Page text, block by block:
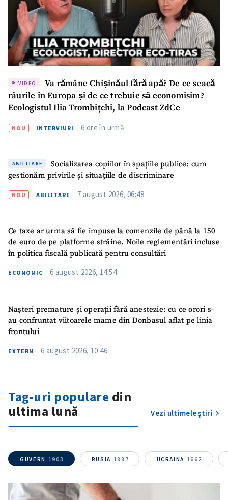
VIDEO
Va rămâne Chișinăul fără apă? De ce seacă
râurile în Europa și de ce trebuie să economisim?
Ecologistul Ilia Trombițchi, la Podcast ZdCe
NOU INTERVIURI 6 ore în urmă
ABILITARE
Socializarea copiilor în spațiile publice: cum
gestionăm privirile și situațiile de discriminare
NOU ABILITARE 7 august 2026, 06:48
Ce taxe ar urma să fie impuse la comenzile de până la 150
de euro de pe platforme străine. Noile reglementări incluse
în politica fiscală publicată pentru consultări
ECONOMIC 6 august 2026, 14:54
Nașteri premature și operații fără anestezie: cu ce orori s-
au confruntat viitoarele mame din Donbasul aflat pe linia
frontului
EXTERN 6 august 2026, 10:46
Tag-uri populare din
ultima lună
Vezi ultimele știri
GUVERN 1903 RUSIA 1887 UCRAINA 1662
Fotografie
+ Încarcă imagine
Mesajul știrei
+ Mesajul știrei
CONTACT SURSĂ
Nume+ Numele meu
Email+ Emailul meu